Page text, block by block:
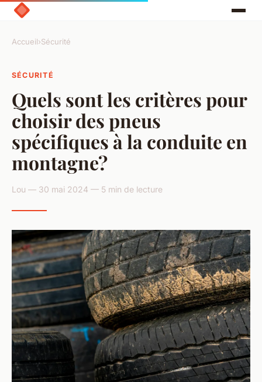
Accueil›Sécurité
SÉCURITÉ
Quels sont les critères pour
choisir des pneus
spécifiques à la conduite en
montagne?
Lou — 30 mai 2024 — 5 min de lecture